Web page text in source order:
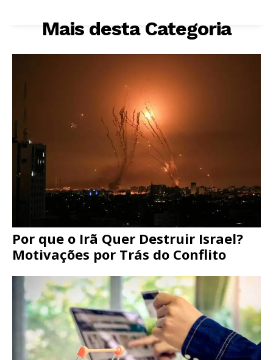
Mais desta Categoria
Por que o Irã Quer Destruir Israel?
Motivações por Trás do Conflito